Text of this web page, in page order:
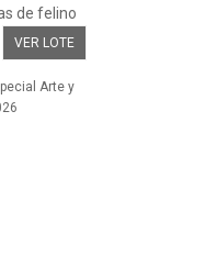
de felino
VER LOTE
Arte y